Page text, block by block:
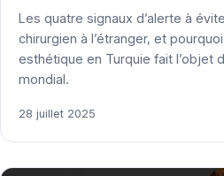
Les quatre signaux d’alerte à
chirurgien à l’étranger, et
esthétique en Turquie fait l’objet
mondial.
28 juillet 2025